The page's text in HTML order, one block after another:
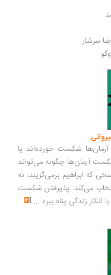
سرشار
شکست خورده‌اند یا
آرمان‌ها چگونه می‌تواند
که ابراهیم برمی‌گزیند، نه
می‌کند: پذیرفتن شکست
زندگی پناه ببرد ...